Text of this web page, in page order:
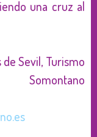
una cruz al
de Sevil, Turismo
Somontano